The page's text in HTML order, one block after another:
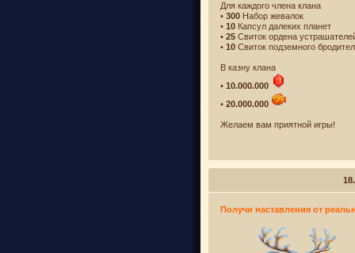
Для каждого члена клана
• 300 Набор жевалок
• 10 Капсул далеких планет
• 25 Свиток ордена
• 10 Свиток подземного
В казну клана
• 10.000.000
• 20.000.000
Желаем вам приятной игры!
Получи наставления от